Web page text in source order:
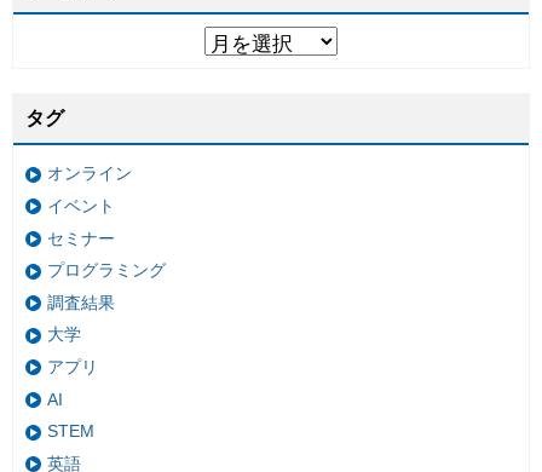
タグ
オンライン
イベント
セミナー
プログラミング
調査結果
大学
アプリ
AI
STEM
英語